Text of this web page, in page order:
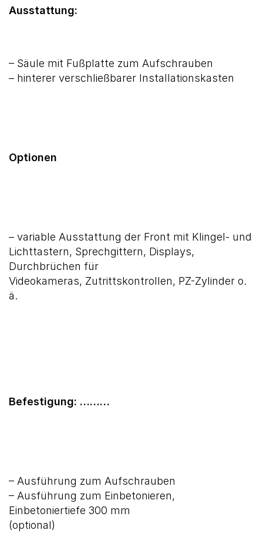
Ausstattung:
– Säule mit Fußplatte zum Aufschrauben
– hinterer verschließbarer Installationskasten
Optionen
– variable Ausstattung der Front mit Klingel- und
Lichttastern, Sprechgittern, Displays,
Durchbrüchen für
Videokameras, Zutrittskontrollen, PZ-Zylinder o.
ä.
Befestigung: ………
– Ausführung zum Aufschrauben
– Ausführung zum Einbetonieren,
Einbetoniertiefe 300 mm
(optional)